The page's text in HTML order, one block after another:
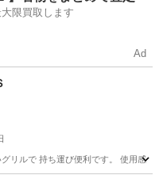
限買取します
Ad
リルで 持ち運び便利です。 使用感